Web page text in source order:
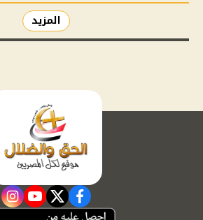
المزيد
facebook
twitter
youtube